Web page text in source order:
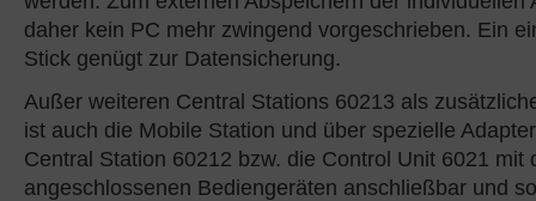
daher kein PC mehr zwingend vorgeschrieben. Ein
Stick genügt zur Datensicherung.
Außer weiteren Central Stations 60213 als
ist auch die Mobile Station und über spezielle
Central Station 60212 bzw. die Control Unit 6021 mit
angeschlossenen Bediengeräten anschließbar und